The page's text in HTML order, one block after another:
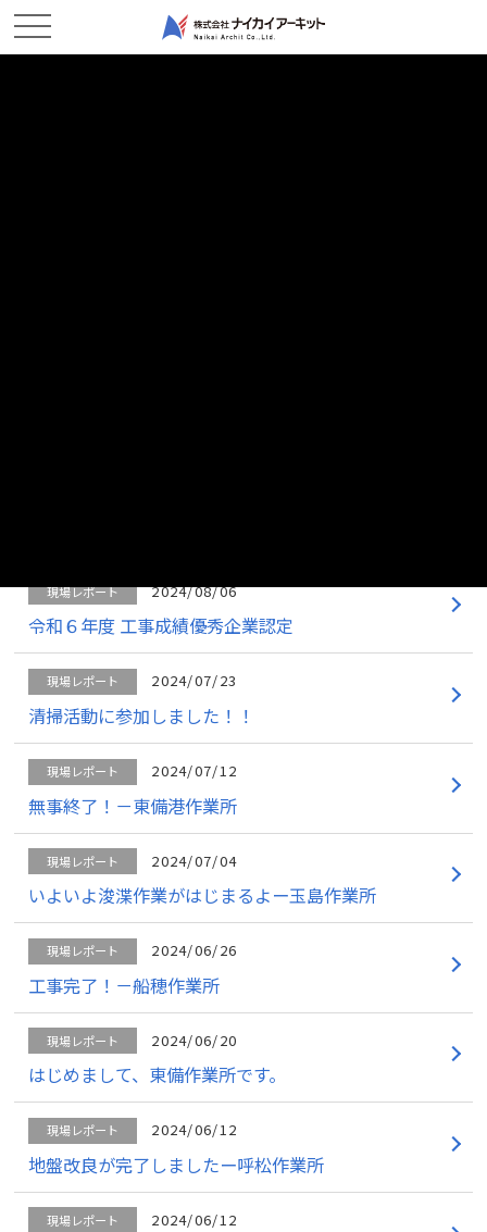
現場レポート 2024/08/06
令和６年度 工事成績優秀企業認定
現場レポート 2024/07/23
清掃活動に参加しました！！
現場レポート 2024/07/12
無事終了！－東備港作業所
現場レポート 2024/07/04
いよいよ浚渫作業がはじまるよー玉島作業所
現場レポート 2024/06/26
工事完了！－船穂作業所
現場レポート 2024/06/20
はじめまして、東備作業所です。
現場レポート 2024/06/12
地盤改良が完了しましたー呼松作業所
現場レポート 2024/06/12